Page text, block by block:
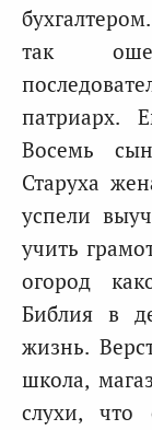
так
патриарх.
Восемь
Старуха
успели
учить
огород
Библия в
жизнь.
школа,
слухи, что